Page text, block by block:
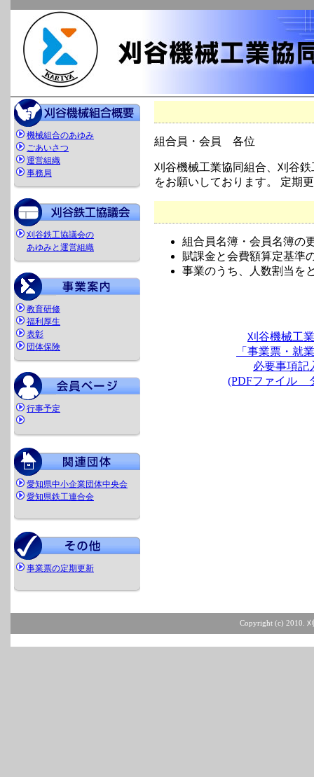
機械組合のあゆみ
ごあいさつ
運営組織
事務局
刈谷鉄工協議会の
あゆみと運営組織
教育研修
福利厚生
表彰
団体保険
行事予定
愛知県中小企業団体中央会
愛知県鉄工連合会
事業票の定期更新
組合員・会員 各位
刈谷機械工業協同組合、刈谷
をお願いしております。 定期
組合員名簿・会員名簿の
賦課金と会費額算定基準
事業のうち、人数割当を
刈谷機械工
「事業票・就
必要事項記
(PDFファイル
Copyright (c) 2010.